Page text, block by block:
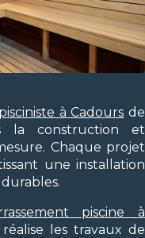
pisciniste à Cadours de
la construction et
Chaque projet
une installation
piscine à
réalise les travaux de